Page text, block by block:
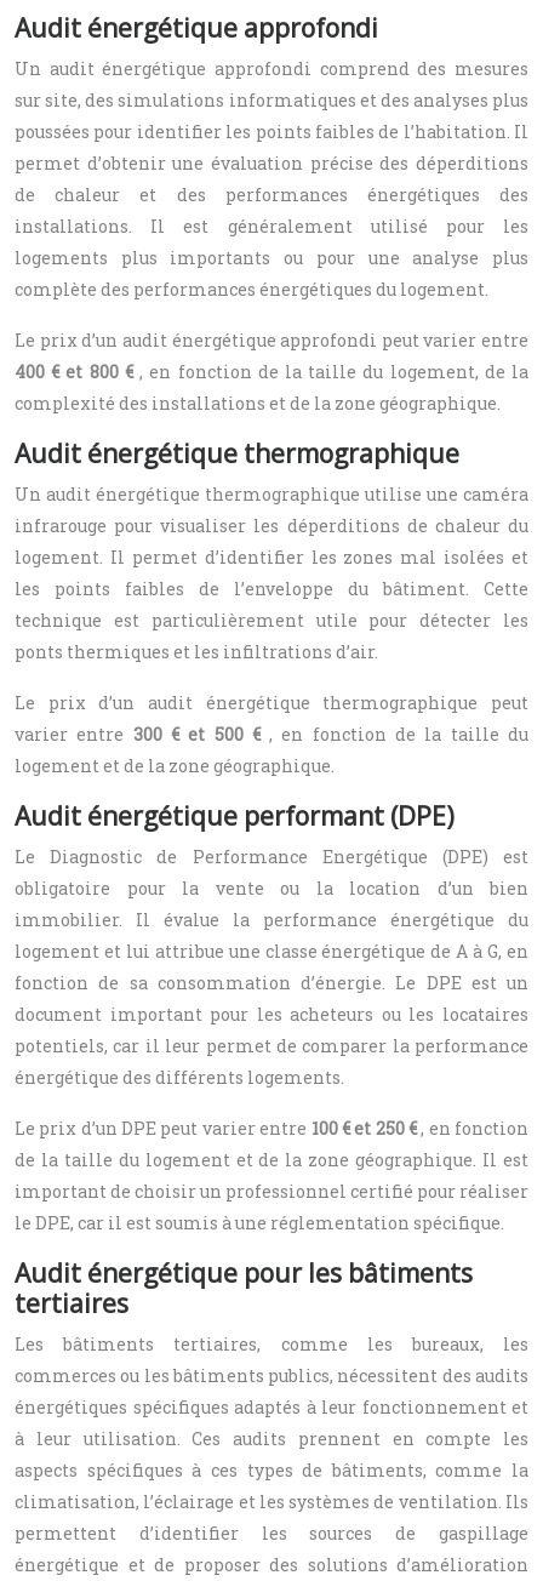
Audit énergétique approfondi
Un audit énergétique approfondi comprend des mesures
sur site, des simulations informatiques et des analyses plus
poussées pour identifier les points faibles de l’habitation. Il
permet d’obtenir une évaluation précise des déperditions
de chaleur et des performances énergétiques des
installations. Il est généralement utilisé pour les
logements plus importants ou pour une analyse plus
complète des performances énergétiques du logement.
Le prix d’un audit énergétique approfondi peut varier entre
400 € et 800 €, en fonction de la taille du logement, de la
complexité des installations et de la zone géographique.
Audit énergétique thermographique
Un audit énergétique thermographique utilise une caméra
infrarouge pour visualiser les déperditions de chaleur du
logement. Il permet d’identifier les zones mal isolées et
les points faibles de l’enveloppe du bâtiment. Cette
technique est particulièrement utile pour détecter les
ponts thermiques et les infiltrations d’air.
Le prix d’un audit énergétique thermographique peut
varier entre 300 € et 500 €, en fonction de la taille du
logement et de la zone géographique.
Audit énergétique performant (DPE)
Le Diagnostic de Performance Energétique (DPE) est
obligatoire pour la vente ou la location d’un bien
immobilier. Il évalue la performance énergétique du
logement et lui attribue une classe énergétique de A à G, en
fonction de sa consommation d’énergie. Le DPE est un
document important pour les acheteurs ou les locataires
potentiels, car il leur permet de comparer la performance
énergétique des différents logements.
Le prix d’un DPE peut varier entre 100 € et 250 €, en fonction
de la taille du logement et de la zone géographique. Il est
important de choisir un professionnel certifié pour réaliser
le DPE, car il est soumis à une réglementation spécifique.
Audit énergétique pour les bâtiments
tertiaires
Les bâtiments tertiaires, comme les bureaux, les
commerces ou les bâtiments publics, nécessitent des audits
énergétiques spécifiques adaptés à leur fonctionnement et
à leur utilisation. Ces audits prennent en compte les
aspects spécifiques à ces types de bâtiments, comme la
climatisation, l’éclairage et les systèmes de ventilation. Ils
permettent d’identifier les sources de gaspillage
énergétique et de proposer des solutions d’amélioration